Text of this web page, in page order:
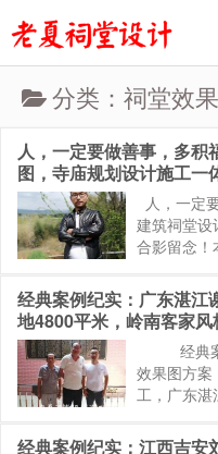
分类：祠堂效
人，一定要做善事，多
图，寺庙规划设计施工一
人，一定
建筑祠堂设
合影留念！
位参考。
国，国外也
经典案例纪实：广东湛江
地4800平米，岭南客家风
经典案
效果图方案
工，广东湛
址位于广
经典案例纪实：江西吉安